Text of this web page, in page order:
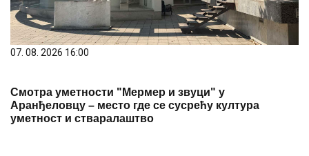
07. 08. 2026 16:00
Смотра уметности "Мермер и звуци" у
Аранђеловцу – место где се сусрећу култура
уметност и стваралаштво